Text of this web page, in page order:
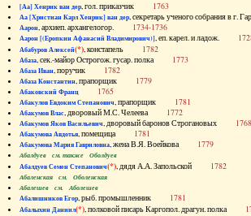
[Аа] Хенрик ван дер, гол. приказчик 1763
Аа [Христиан Карл Хенрик] ван дер, секретарь ученого собрания в
Аарон, архиеп. архангелогор. 1734-1736
Аарон [(Еропкин Афанасий Владимирович)], еп. карел. и ладож.
Абабуров Алексей(*), констапель 1782
Абаза, сек.-майор Острогож. гусар. полка 1773
Абаза Иван, поручик 1782
Абаза Константин, прапорщик 1779
Абаковский Франц 1765
Абакулов Евдоким Степанович, прапорщик 1781
Абакумов Влас, дворовый М.С. Челеева 1772
Абакумов Яков Васильевич, дворовый баронов Строгановых 1768
Абакумова Авдотья, помещица 1781
Абакумова Мария Гавриловна, жена В.Я. Воейкова 1779
Абалдуев см. также Оболдуев
Абалдуев Семен Степанович(*), дядя А.А. Запольской 1782
Абаленская см. Оболенская
Абалешев см. Аболешев
Абалишников Егор, рыб. промышленник 1781
Абалыхин Даниил(*), полковой писарь Каргопол. драгун. полка